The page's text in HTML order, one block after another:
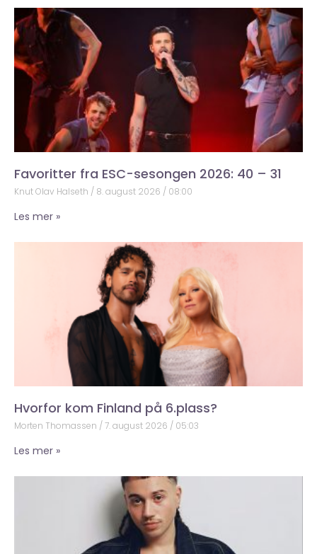
Favoritter fra ESC-sesongen 2026: 40 – 31
Knut Olav Halseth 8. august 2026 08:00
Les mer »
Hvorfor kom Finland på 6.plass?
Morten Thomassen 7. august 2026 05:03
Les mer »